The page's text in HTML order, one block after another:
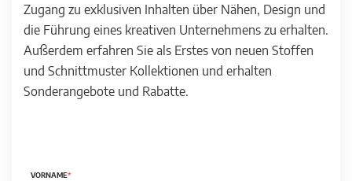
Zugang zu exklusiven Inhalten über Nähen, Design und
die Führung eines kreativen Unternehmens zu erhalten.
Außerdem erfahren Sie als Erstes von neuen Stoffen
und Schnittmuster Kollektionen und erhalten
Sonderangebote und Rabatte.
VORNAME